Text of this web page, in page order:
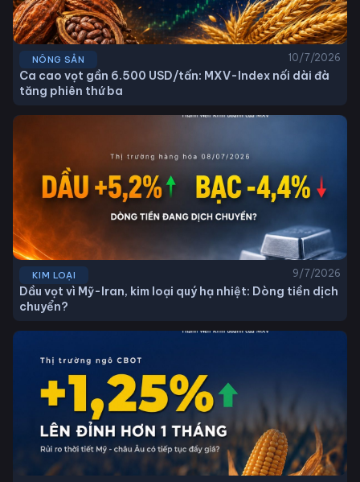
NÔNG SẢN 10/7/2026
Ca cao vọt gần 6.500 USD/tấn: MXV-Index nối dài đà
tăng phiên thứ ba
KIM LOẠI 9/7/2026
Dầu vọt vì Mỹ-Iran, kim loại quý hạ nhiệt: Dòng tiền dịch
chuyển?